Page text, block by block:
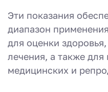
Эти показания
диапазон
для оценки
лечения, а также для
медицинских и